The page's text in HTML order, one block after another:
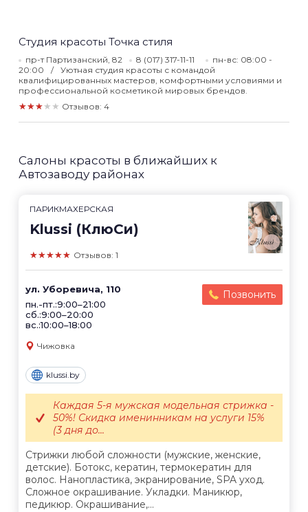
Студия красоты Точка стиля
пр-т Партизанский, 82 8 (017) 317-11-11
пн-вс: 08:00 -
20:00
Уютная студия красоты с командой
квалифицированных мастеров, комфортными условиями и
профессиональной косметикой мировых брендов.
★★★★★ Отзывов: 4
Салоны красоты в ближайших к
Автозаводу районах
ПАРИКМАХЕРСКАЯ
Klussi (КлюСи)
★★★★★ Отзывов: 1
ул. Уборевича, 110
пн.-пт.:9:00–21:00
сб.:9:00–20:00
вс.:10:00–18:00
Позвонить
Чижовка
klussi.by
Стрижки любой сложности (мужские, женские,
детские). Ботокс, кератин, термокератин для
волос. Нанопластика, экранирование, SPA уход.
Сложное окрашивание. Укладки. Маникюр,
педикюр. Окрашивание,...
Каждая 5-я мужская модельная стрижка -
50%! Скидка именинникам на услуги 15%
(3 дня до...